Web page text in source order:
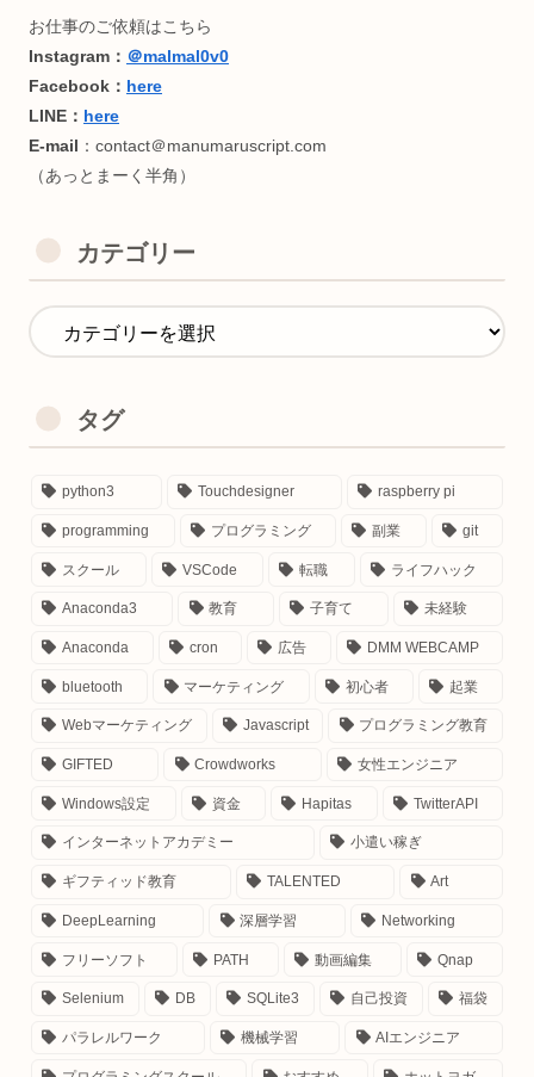
お仕事のご依頼はこちら
Instagram：
＠malmal0v0
E-mail：contact＠manumaruscript.com
（あっとまーく半角）
カテゴリー
タグ
python3 Touchdesigner raspberry pi
programming プログラミング 副業 git
スクール VSCode 転職 ライフハック
Anaconda3 教育 子育て 未経験
Anaconda cron 広告 DMM WEBCAMP
bluetooth マーケティング 初心者 起業
Webマーケティング Javascript プログラミング教育
GIFTED Crowdworks 女性エンジニア
Windows設定 資金 Hapitas TwitterAPI
インターネットアカデミー 小遣い稼ぎ
ギフティッド教育 TALENTED Art
DeepLearning 深層学習 Networking
フリーソフト PATH 動画編集 Qnap
Selenium DB SQLite3 自己投資 福袋
パラレルワーク 機械学習 AIエンジニア